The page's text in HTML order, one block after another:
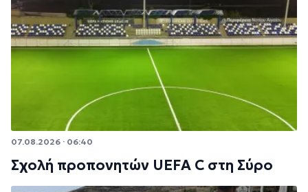
07.08.2026 · 06:40
Σχολή προπονητών UEFA C στη Σύρο